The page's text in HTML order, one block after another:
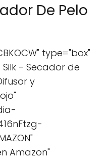
De Pelo
type="box"
- Secador de
y
Amazon"